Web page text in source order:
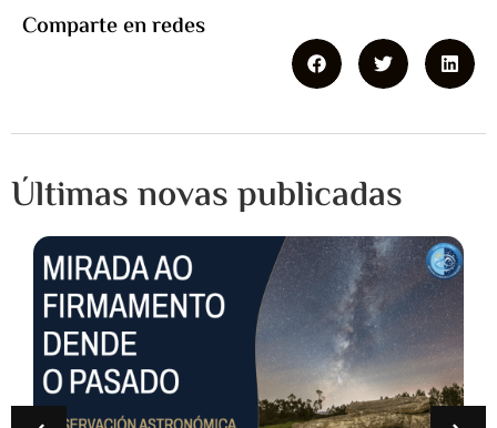
Comparte en redes
Últimas novas publicadas